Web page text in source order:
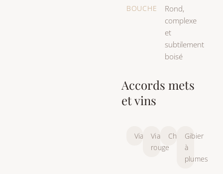
BOUCHE
Rond,
complexe
et
subtilement
boisé
Accords mets
et vins
ViandeViande
rouge
ChasseGibier
à
plumes